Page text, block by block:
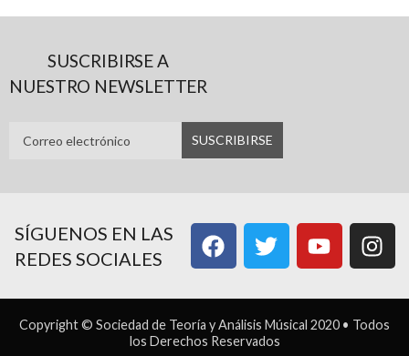
SUSCRIBIRSE A
NUESTRO NEWSLETTER
SÍGUENOS EN LAS
REDES SOCIALES
Copyright © Sociedad de Teoría y Análisis Músical 2020 • Todos
los Derechos Reservados